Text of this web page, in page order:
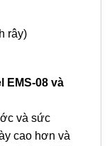
rây)
EMS-08 và
và sức
cao hơn và